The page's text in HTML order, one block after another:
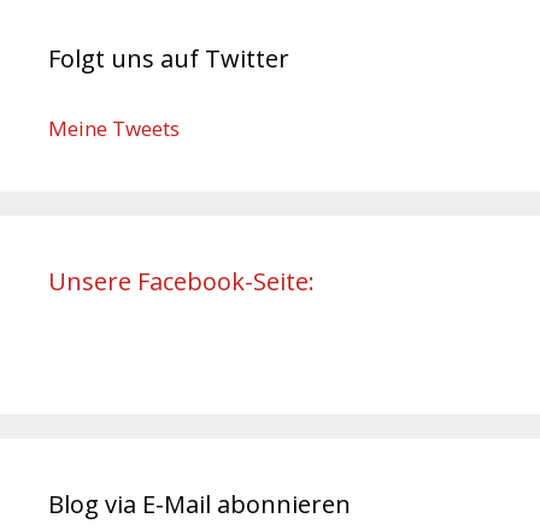
Folgt uns auf Twitter
Meine Tweets
Unsere Facebook-Seite:
Blog via E-Mail abonnieren